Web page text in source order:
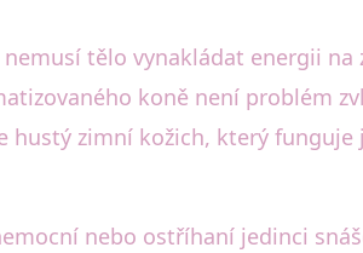
tělo vynakládat energii na
koně není problém
zimní kožich, který funguje
nebo ostříhaní jedinci